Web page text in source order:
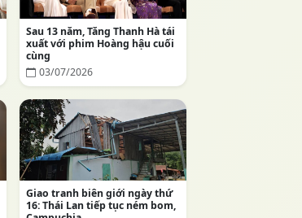
Sau 13 năm, Tăng Thanh Hà tái
xuất với phim Hoàng hậu cuối
cùng
03/07/2026
Giao tranh biên giới ngày thứ
16: Thái Lan tiếp tục ném bom,